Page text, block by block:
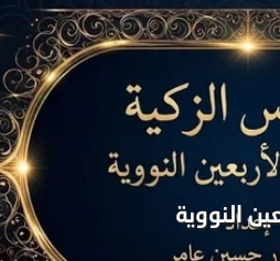
النووية